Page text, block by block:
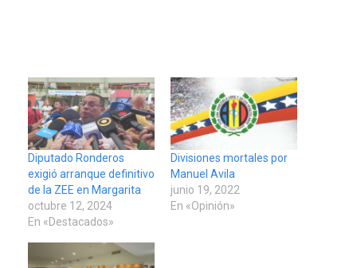
Diputado Ronderos
exigió arranque definitivo
de la ZEE en Margarita
octubre 12, 2024
En «Destacados»
Divisiones mortales por
Manuel Avila
junio 19, 2022
En «Opinión»